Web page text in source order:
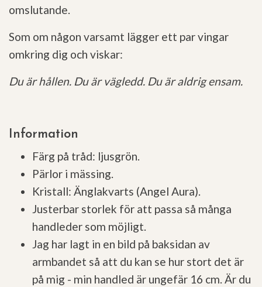
omslutande.
Som om någon varsamt lägger ett par vingar
omkring dig och viskar:
Du är hållen. Du är vägledd. Du är aldrig ensam.
Information
Färg på tråd: ljusgrön.
Pärlor i mässing.
Kristall: Änglakvarts (Angel Aura).
Justerbar storlek för att passa så många
handleder som möjligt.
Jag har lagt in en bild på baksidan av
armbandet så att du kan se hur stort det är
på mig - min handled är ungefär 16 cm. Är du